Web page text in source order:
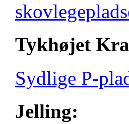
Tykhøjet
Sydlige P-
Jelling: